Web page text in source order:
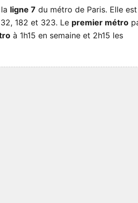
ligne 7 du métro de Paris. Elle est
182 et 323. Le premier métro
à 1h15 en semaine et 2h15 les